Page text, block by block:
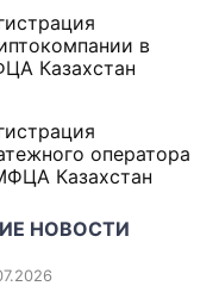
в
Казахстан
оператора
Казахстан
НОВОСТИ